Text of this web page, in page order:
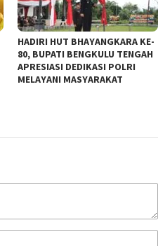
HADIRI HUT BHAYANGKARA KE-
80, BUPATI BENGKULU TENGAH
APRESIASI DEDIKASI POLRI
MELAYANI MASYARAKAT